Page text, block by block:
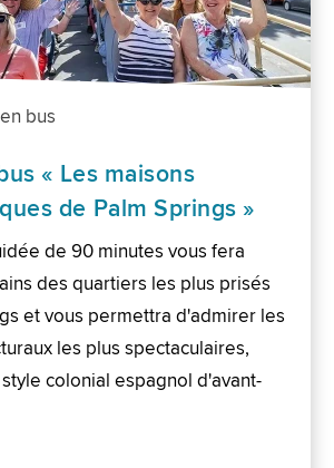
bus
« Les maisons
de Palm Springs »
de 90 minutes vous fera
des quartiers les plus prisés
et vous permettra d'admirer les
les plus spectaculaires,
colonial espagnol d'avant-